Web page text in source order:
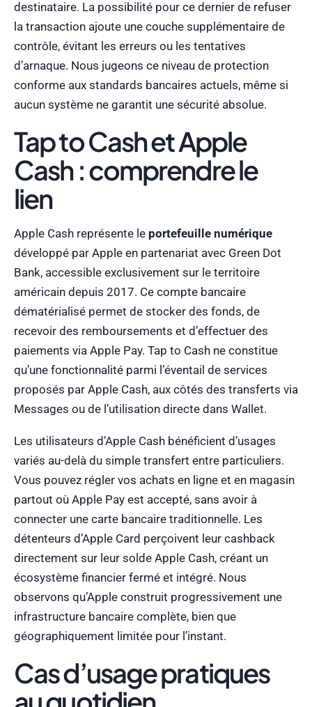
destinataire. La possibilité pour ce dernier de refuser
la transaction ajoute une couche supplémentaire de
contrôle, évitant les erreurs ou les tentatives
d’arnaque. Nous jugeons ce niveau de protection
conforme aux standards bancaires actuels, même si
aucun système ne garantit une sécurité absolue.
Tap to Cash et Apple
Cash : comprendre le
lien
Apple Cash représente le portefeuille numérique
développé par Apple en partenariat avec Green Dot
Bank, accessible exclusivement sur le territoire
américain depuis 2017. Ce compte bancaire
dématérialisé permet de stocker des fonds, de
recevoir des remboursements et d’effectuer des
paiements via Apple Pay. Tap to Cash ne constitue
qu’une fonctionnalité parmi l’éventail de services
proposés par Apple Cash, aux côtés des transferts via
Messages ou de l’utilisation directe dans Wallet.
Les utilisateurs d’Apple Cash bénéficient d’usages
variés au-delà du simple transfert entre particuliers.
Vous pouvez régler vos achats en ligne et en magasin
partout où Apple Pay est accepté, sans avoir à
connecter une carte bancaire traditionnelle. Les
détenteurs d’Apple Card perçoivent leur cashback
directement sur leur solde Apple Cash, créant un
écosystème financier fermé et intégré. Nous
observons qu’Apple construit progressivement une
infrastructure bancaire complète, bien que
géographiquement limitée pour l’instant.
Cas d’usage pratiques